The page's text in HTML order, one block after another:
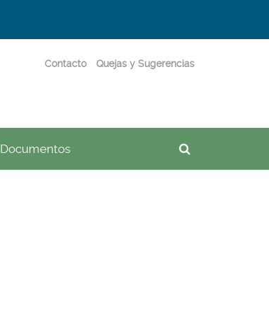
Contacto Quejas y Sugerencias
Documentos